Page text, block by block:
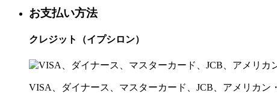
お支払い方法
クレジット（イプシロン）
VISA、ダイナース、マスターカード、JCB、アメリカン